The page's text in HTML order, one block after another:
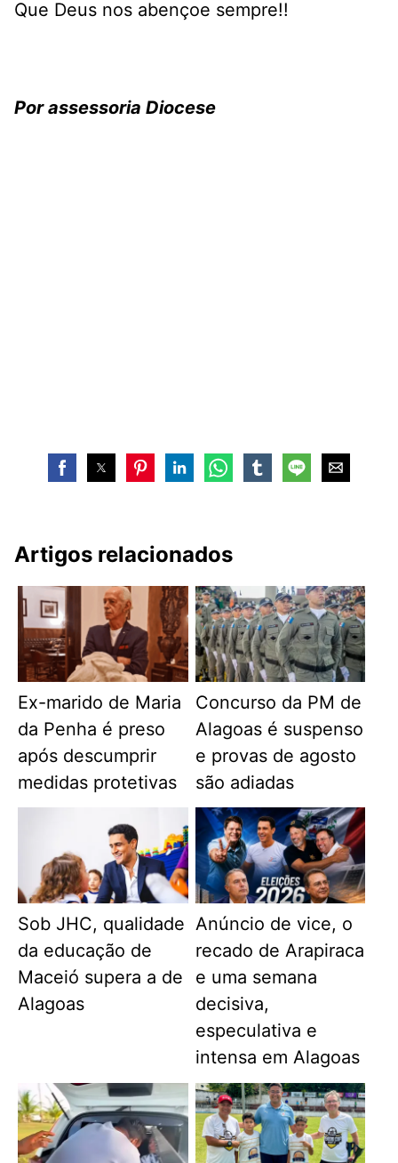
Que Deus nos abençoe sempre!!
Por assessoria Diocese
Artigos relacionados
Ex-marido de Maria
da Penha é preso
após descumprir
medidas protetivas
Concurso da PM de
Alagoas é suspenso
e provas de agosto
são adiadas
Sob JHC, qualidade
da educação de
Maceió supera a de
Alagoas
Anúncio de vice, o
recado de Arapiraca
e uma semana
decisiva,
especulativa e
intensa em Alagoas